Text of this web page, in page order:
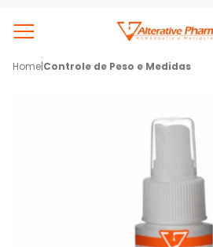
Home|Controle de Peso e Medidas